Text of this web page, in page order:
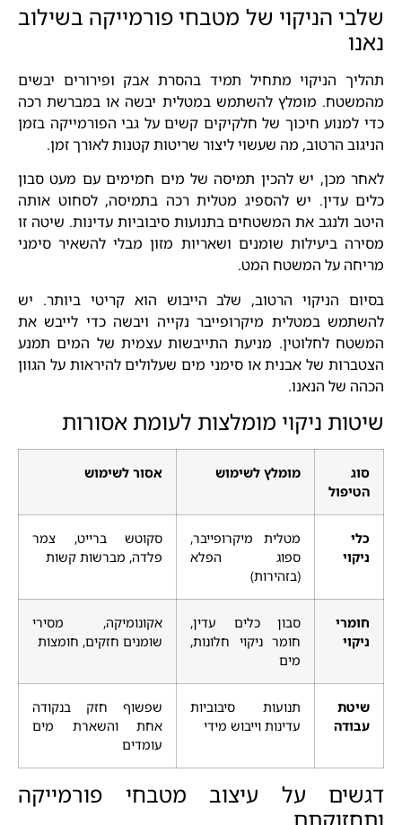
שלבי הניקוי של מטבחי פורמייקה בשילוב
נאנו
תהליך הניקוי מתחיל תמיד בהסרת אבק ופירורים יבשים
מהמשטח. מומלץ להשתמש במטלית יבשה או במברשת רכה
כדי למנוע חיכוך של חלקיקים קשים על גבי הפורמייקה בזמן
הניגוב הרטוב, מה שעשוי ליצור שריטות קטנות לאורך זמן.
לאחר מכן, יש להכין תמיסה של מים חמימים עם מעט סבון
כלים עדין. יש להספיג מטלית רכה בתמיסה, לסחוט אותה
היטב ולנגב את המשטחים בתנועות סיבוביות עדינות. שיטה זו
מסירה ביעילות שומנים ושאריות מזון מבלי להשאיר סימני
מריחה על המשטח המט.
בסיום הניקוי הרטוב, שלב הייבוש הוא קריטי ביותר. יש
להשתמש במטלית מיקרופייבר נקייה ויבשה כדי לייבש את
המשטח לחלוטין. מניעת התייבשות עצמית של המים תמנע
הצטברות של אבנית או סימני מים שעלולים להיראות על הגוון
הכהה של הנאנו.
שיטות ניקוי מומלצות לעומת אסורות
סוג
הטיפול
מומלץ לשימוש אסור לשימוש
כלי
ניקוי
מטלית מיקרופייבר,
ספוג הפלא
(בזהירות)
סקוטש ברייט, צמר
פלדה, מברשות קשות
חומרי
ניקוי
סבון כלים עדין,
חומר ניקוי חלונות,
מים
אקונומיקה, מסירי
שומנים חזקים, חומצות
שיטת
עבודה
תנועות סיבוביות
עדינות וייבוש מידי
שפשוף חזק בנקודה
אחת והשארת מים
עומדים
דגשים על עיצוב מטבחי פורמייקה